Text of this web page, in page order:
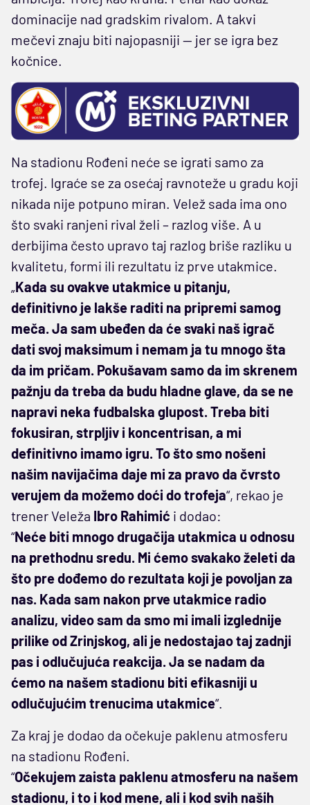
dominacije nad gradskim rivalom. A takvi
mečevi znaju biti najopasniji — jer se igra bez
kočnice.
Na stadionu Rođeni neće se igrati samo za
trofej. Igraće se za osećaj ravnoteže u gradu koji
nikada nije potpuno miran. Velež sada ima ono
što svaki ranjeni rival želi – razlog više. A u
derbijima često upravo taj razlog briše razliku u
kvalitetu, formi ili rezultatu iz prve utakmice.
„Kada su ovakve utakmice u pitanju,
definitivno je lakše raditi na pripremi samog
meča. Ja sam ubeđen da će svaki naš igrač
dati svoj maksimum i nemam ja tu mnogo šta
da im pričam. Pokušavam samo da im skrenem
pažnju da treba da budu hladne glave, da se ne
napravi neka fudbalska glupost. Treba biti
fokusiran, strpljiv i koncentrisan, a mi
definitivno imamo igru. To što smo nošeni
našim navijačima daje mi za pravo da čvrsto
verujem da možemo doći do trofeja“, rekao je
trener Veleža Ibro Rahimić i dodao:
“Neće biti mnogo drugačija utakmica u odnosu
na prethodnu sredu. Mi ćemo svakako želeti da
što pre dođemo do rezultata koji je povoljan za
nas. Kada sam nakon prve utakmice radio
analizu, video sam da smo mi imali izglednije
prilike od Zrinjskog, ali je nedostajao taj zadnji
pas i odlučujuća reakcija. Ja se nadam da
ćemo na našem stadionu biti efikasniji u
odlučujućim trenucima utakmice“.
Za kraj je dodao da očekuje paklenu atmosferu
na stadionu Rođeni.
“Očekujem zaista paklenu atmosferu na našem
stadionu, i to i kod mene, ali i kod svih naših